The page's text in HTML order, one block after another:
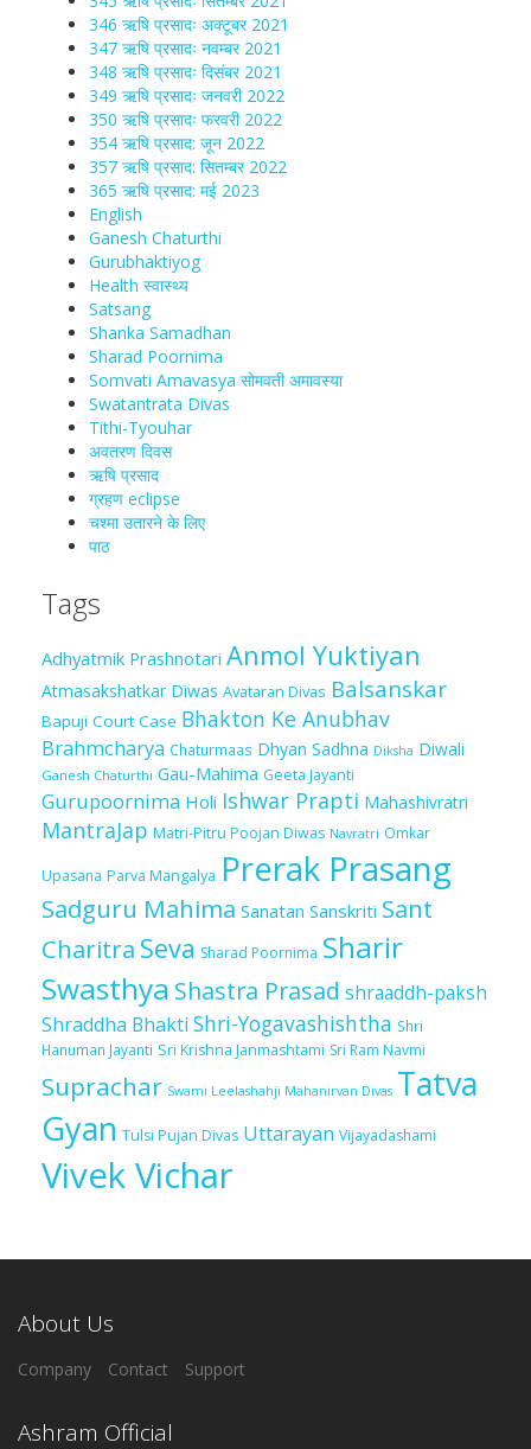
346 ऋषि प्रसादः अक्टूबर 2021
347 ऋषि प्रसादः नवम्बर 2021
348 ऋषि प्रसादः दिसंबर 2021
349 ऋषि प्रसादः जनवरी 2022
350 ऋषि प्रसादः फरवरी 2022
354 ऋषि प्रसाद: जून 2022
357 ऋषि प्रसाद: सितम्बर 2022
365 ऋषि प्रसाद: मई 2023
English
Ganesh Chaturthi
Gurubhaktiyog
Health स्वास्‍थ्‍य
Satsang
Shanka Samadhan
Sharad Poornima
Somvati Amavasya सोमवती अमावस्या
Swatantrata Divas
Tithi-Tyouhar
अवतरण दिवस
ऋषि प्रसाद
ग्रहण eclipse
चश्मा‍ उतारने के लिए
पाठ
Tags
Adhyatmik Prashnotari Anmol Yuktiyan
Atmasakshatkar Diwas Avataran Divas Balsanskar
Bapuji Court Case Bhakton Ke Anubhav
Brahmcharya Chaturmaas Dhyan Sadhna Diksha Diwali
Ganesh Chaturthi Gau-Mahima Geeta Jayanti
Gurupoornima Holi Ishwar Prapti Mahashivratri
MantraJap Matri-Pitru Poojan Diwas Navratri Omkar
Upasana Parva Mangalya Prerak Prasang
Sadguru Mahima Sanatan Sanskriti Sant
Charitra Seva Sharad Poornima Sharir
Swasthya Shastra Prasad shraaddh-paksh
Shraddha Bhakti Shri-Yogavashishtha Shri
Hanuman Jayanti Sri Krishna Janmashtami Sri Ram Navmi
Suprachar Swami Leelashahji Mahanirvan Divas Tatva
Gyan Tulsi Pujan Divas Uttarayan Vijayadashami
Vivek Vichar
About Us
Company Contact Support
Ashram Official